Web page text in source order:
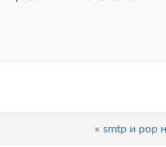
« smtp и pop